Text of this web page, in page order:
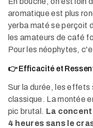
aromatique est plus
yerba maté se perçoit
les amateurs de café
Pour les néophytes,
👉 Efficacité et
Sur la durée, les
classique. La montée
pic brutal. La
4 heures sans le